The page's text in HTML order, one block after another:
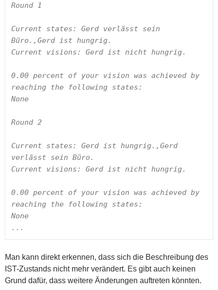
Round 1
Current states: Gerd verlässt sein
Büro.,Gerd ist hungrig.
Current visions: Gerd ist nicht hungrig.
0.00 percent of your vision was achieved by
reaching the following states:
None
Round 2
Current states: Gerd ist hungrig.,Gerd
verlässt sein Büro.
Current visions: Gerd ist nicht hungrig.
0.00 percent of your vision was achieved by
reaching the following states:
None
...
Man kann direkt erkennen, dass sich die Beschreibung des
IST-Zustands nicht mehr verändert. Es gibt auch keinen
Grund dafür, dass weitere Änderungen auftreten könnten.